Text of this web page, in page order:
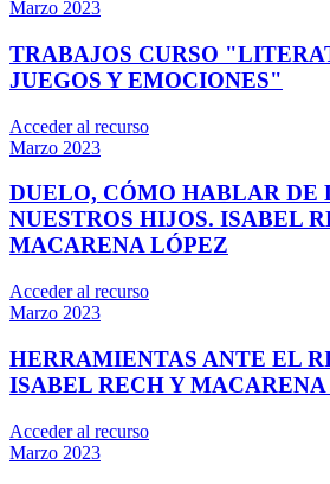
Marzo 2023
TRABAJOS CURSO
JUEGOS Y EMOCIONES"
Acceder al recurso
Marzo 2023
DUELO, CÓMO HABLAR DE
NUESTROS HIJOS. ISABEL
MACARENA LÓPEZ
Acceder al recurso
Marzo 2023
HERRAMIENTAS ANTE EL
ISABEL RECH Y
Acceder al recurso
Marzo 2023